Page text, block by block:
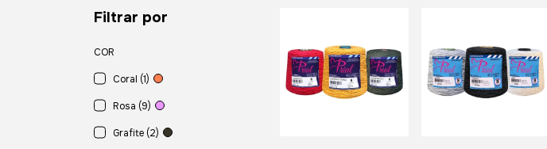
Filtrar por
COR
Coral (1)
Rosa (9)
Grafite (2)